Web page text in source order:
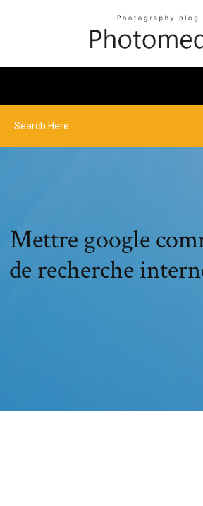
Mettre google
de recherche